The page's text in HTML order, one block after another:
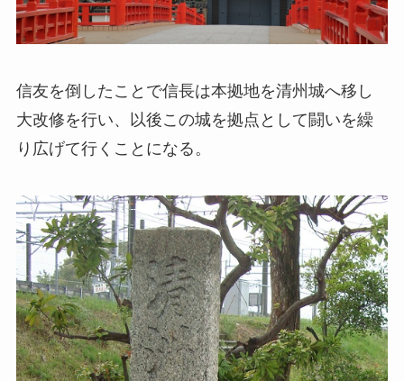
信友を倒したことで信長は本拠地を清州城へ移し
大改修を行い、以後この城を拠点として闘いを繰
り広げて行くことになる。